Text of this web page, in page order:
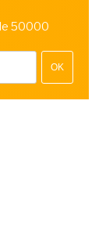
50000
OK